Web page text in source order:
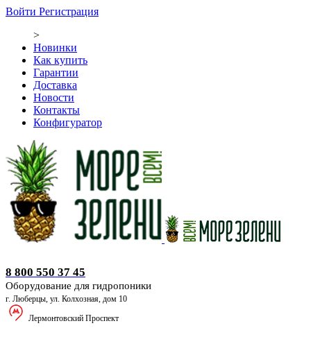
Войти Регистрация
>
Новинки
Как купить
Гарантии
Доставка
Новости
Контакты
Конфигуратор
8 800 550 37 45
Оборудование для гидропоники
г. Люберцы, ул. Колхозная, дом 10
Лермонтовский Проспект